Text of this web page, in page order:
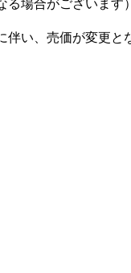
る場合がございま
い、売価が変更と